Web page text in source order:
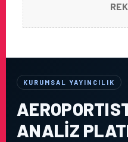
KURUMSAL YAYINCILIK
ANALIZ